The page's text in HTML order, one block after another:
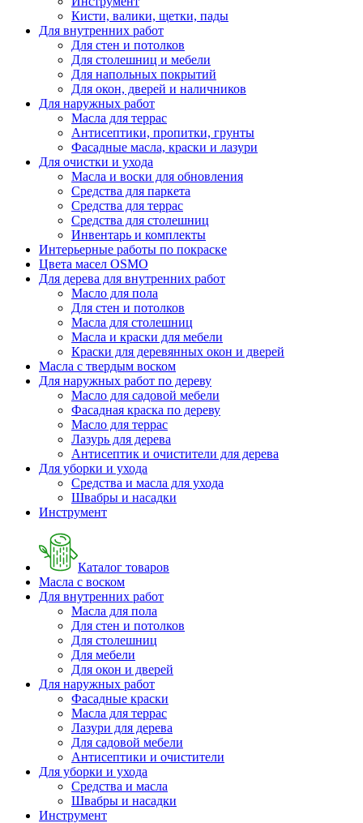
Кисти, валики, щетки, пады
Для внутренних работ
Для стен и потолков
Для столешниц и мебели
Для напольных покрытий
Для окон, дверей и наличников
Для наружных работ
Масла для террас
Антисептики, пропитки, грунты
Фасадные масла, краски и лазури
Для очистки и ухода
Масла и воски для обновления
Средства для паркета
Средства для террас
Средства для столешниц
Инвентарь и комплекты
Интерьерные работы по покраске
Цвета масел OSMO
Для дерева для внутренних работ
Масло для пола
Для стен и потолков
Масла для столешниц
Масла и краски для мебели
Краски для деревянных окон и дверей
Масла с твердым воском
Для наружных работ по дереву
Масло для садовой мебели
Фасадная краска по дереву
Масло для террас
Лазурь для дерева
Антисептик и очистители для дерева
Для уборки и ухода
Средства и масла для ухода
Швабры и наcадки
Инструмент
Каталог товаров
Масла с воском
Для внутренних работ
Масла для пола
Для стен и потолков
Для столешниц
Для мебели
Для окон и дверей
Для наружных работ
Фасадные краски
Масла для террас
Лазури для дерева
Для садовой мебели
Антисептики и очистители
Для уборки и ухода
Средства и масла
Швабры и наcадки
Инструмент